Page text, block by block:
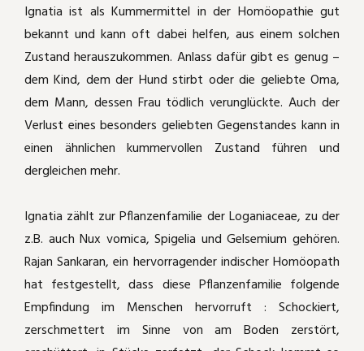
Ignatia ist als Kummermittel in der Homöopathie gut
bekannt und kann oft dabei helfen, aus einem solchen
Zustand herauszukommen. Anlass dafür gibt es genug –
dem Kind, dem der Hund stirbt oder die geliebte Oma,
dem Mann, dessen Frau tödlich verunglückte. Auch der
Verlust eines besonders geliebten Gegenstandes kann in
einen ähnlichen kummervollen Zustand führen und
dergleichen mehr.
Ignatia zählt zur Pflanzenfamilie der Loganiaceae, zu der
z.B. auch Nux vomica, Spigelia und Gelsemium gehören.
Rajan Sankaran, ein hervorragender indischer Homöopath
hat festgestellt, dass diese Pflanzenfamilie folgende
Empfindung im Menschen hervorruft : Schockiert,
zerschmettert im Sinne von am Boden zerstört,